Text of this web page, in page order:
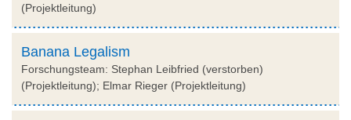
(Projektleitung)
Banana Legalism
Forschungsteam: Stephan Leibfried (verstorben)
(Projektleitung); Elmar Rieger (Projektleitung)